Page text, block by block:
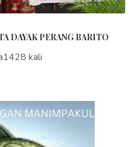
DAYAK PERANG BARITO
kali